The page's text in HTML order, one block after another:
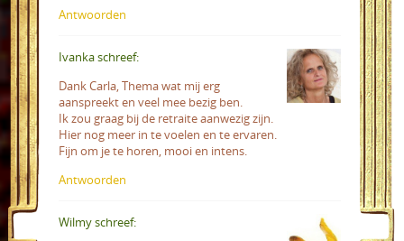
Antwoorden
Ivanka schreef:
Dank Carla, Thema wat mij erg
aanspreekt en veel mee bezig ben.
Ik zou graag bij de retraite aanwezig zijn.
Hier nog meer in te voelen en te ervaren.
Fijn om je te horen, mooi en intens.
Antwoorden
Wilmy schreef: